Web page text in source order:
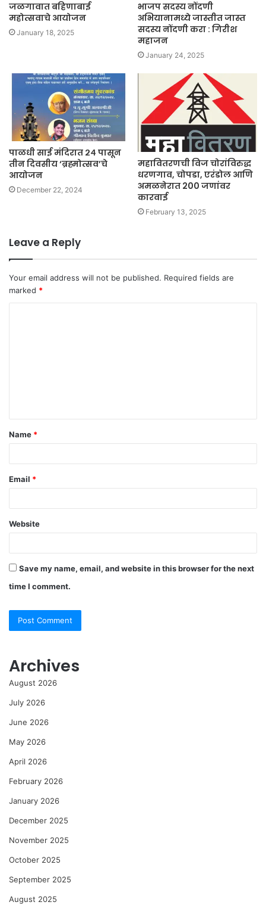
जळगावात बहिणाबाई
महोत्सवाचे आयोजन
January 18, 2025
भाजप सदस्य नोंदणी
अभियानामध्ये जास्तीत जास्त
सदस्य नोंदणी करा : गिरीश
महाजन
January 24, 2025
पाळधी साई मंदिरात २४ पासून
तीन दिवसीय ‘ब्रह्मोत्सव’चे
आयोजन
December 22, 2024
महावितरणची विज चोरांविरुद्ध
धरणगाव, चोपडा, एरंडोल आणि
अमळनेरात 200 जणांवर
कारवाई
February 13, 2025
Leave a Reply
Your email address will not be published. Required fields are
marked *
t
*
Name *
Email *
Website
Save my name, email, and website in this browser for the next
time I comment.
Archives
August 2026
July 2026
June 2026
May 2026
April 2026
February 2026
January 2026
December 2025
November 2025
October 2025
September 2025
August 2025